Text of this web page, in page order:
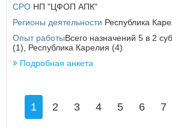
СРО НП "ЦФОП АПК"
Регионы деятельности Республика
Опыт работыВсего назначений 5 в 2
(1), Республика Карелия (4)
Подробная анкета
1 2 3 4 5 6 7